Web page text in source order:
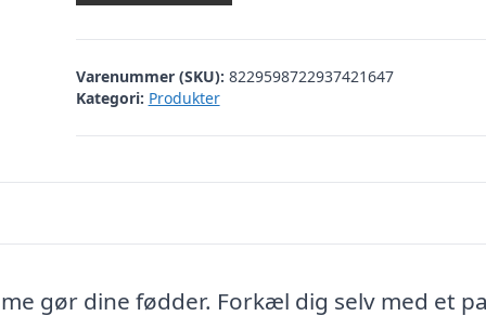
Varenummer (SKU): 8229598722937421647
Kategori: Produkter
gør dine fødder. Forkæl dig selv med et